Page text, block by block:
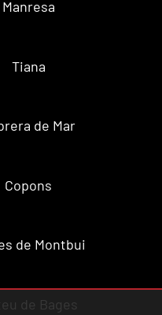
Manresa
Tiana
de Mar
Copons
de Montbui
de Bages